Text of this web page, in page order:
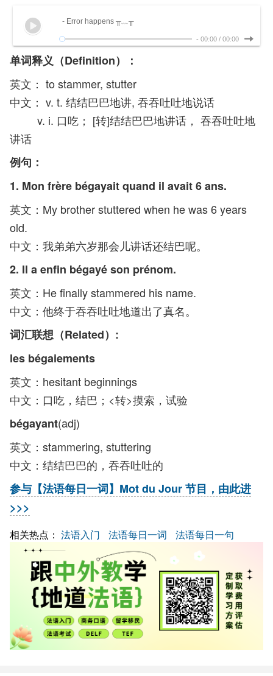
- Error happens ╥﹏╥
- 00:00 / 00:00
单词释义（Definition）：
英文： to stammer, stutter
中文： v. t. 结结巴巴地讲, 吞吞吐吐地说话
v. i. 口吃； [转]结结巴巴地讲话， 吞吞吐吐地
讲话
例句：
1. Mon frère bégayait quand il avait 6 ans.
英文：My brother stuttered when he was 6 years
old.
中文：我弟弟六岁那会儿讲话还结巴呢。
2. Il a enfin bégayé son prénom.
英文：He finally stammered his name.
中文：他终于吞吞吐吐地道出了真名。
词汇联想（Related）:
les bégaiements
英文：hesitant beginnings
中文：口吃，结巴；<转>摸索，试验
bégayant(adj)
英文：stammering, stuttering
中文：结结巴巴的，吞吞吐吐的
参与【法语每日一词】Mot du Jour 节目，由此进
>>>
相关热点： 法语入门 法语每日一词 法语每日一句